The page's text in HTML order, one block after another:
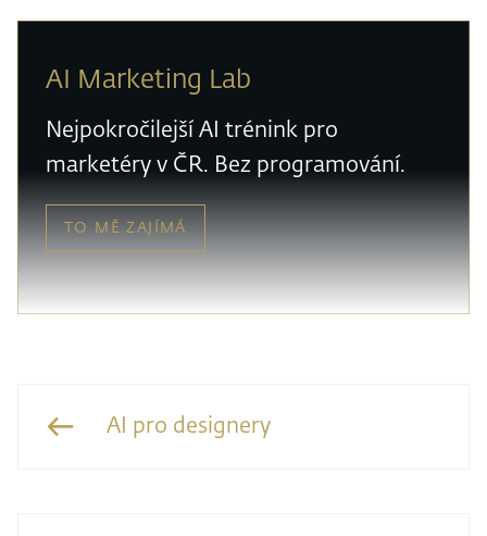
AI Marketing Lab
Nejpokročilejší AI trénink pro
marketéry v ČR. Bez programování.
TO MĚ ZAJÍMÁ
AI pro designery